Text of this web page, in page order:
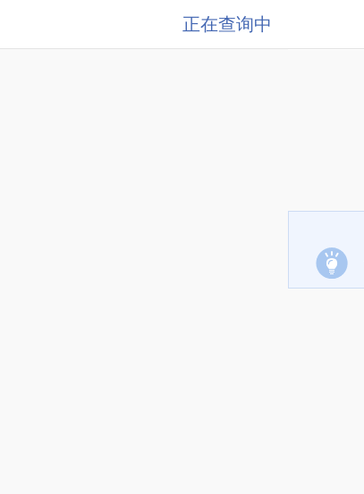
正在查询中